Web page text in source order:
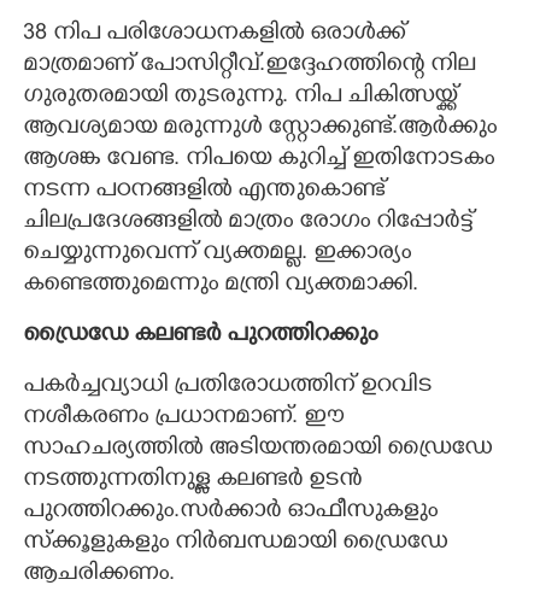
38 നിപ പരിശോധനകളിൽ ഒരാൾക്ക്
മാത്രമാണ് പോസിറ്റീവ്.ഇദ്ദേഹത്തിന്റെ നില
ഗുരുതരമായി തുടരുന്നു. നിപ ചികിത്സയ്ക്ക്
ആവശ്യമായ മരുന്നുൾ സ്റ്റോക്കുണ്ട്.ആർക്കും
ആശങ്ക വേണ്ട. നിപയെ കുറിച്ച് ഇതിനോടകം
നടന്ന പഠനങ്ങളിൽ എന്തുകൊണ്ട്
ചിലപ്രദേശങ്ങളിൽ മാത്രം രോഗം റിപ്പോർട്ട്
ചെയ്യുന്നുവെന്ന് വ്യക്തമല്ല. ഇക്കാര്യം
കണ്ടെത്തുമെന്നും മന്ത്രി വ്യക്തമാക്കി.
ഡ്രൈഡേ കലണ്ടർ പുറത്തിറക്കും
പകർച്ചവ്യാധി പ്രതിരോധത്തിന് ഉറവിട
നശീകരണം പ്രധാനമാണ്. ഈ
സാഹചര്യത്തിൽ അടിയന്തരമായി ഡ്രൈഡേ
നടത്തുന്നതിനുള്ള കലണ്ടർ ഉടൻ
പുറത്തിറക്കും.സർക്കാർ ഓഫീസുകളും
സ്ക്കൂളുകളും നിർബന്ധമായി ഡ്രൈഡേ
ആചരിക്കണം.